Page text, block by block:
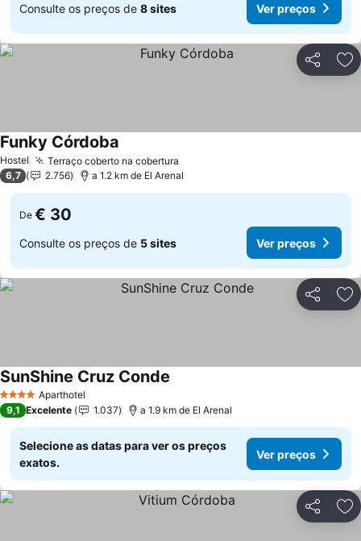
Consulte os preços de 8 sites Ver preços
Partilhar
Hostel Terraço coberto na cobertura
Funky Córdoba
6,7 2.756 a 1.2 km de El Arenal
De € 30
Consulte os preços de 5 sites Ver preços
Partilhar
4 EstrelasAparthotel
SunShine Cruz Conde
9,1 Excelente 1.037 a 1.9 km de El Arenal
Selecione as datas para ver os preços
exatos.
Ver preços
Partilhar